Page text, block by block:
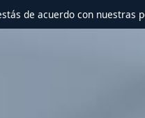
de acuerdo con nuestras